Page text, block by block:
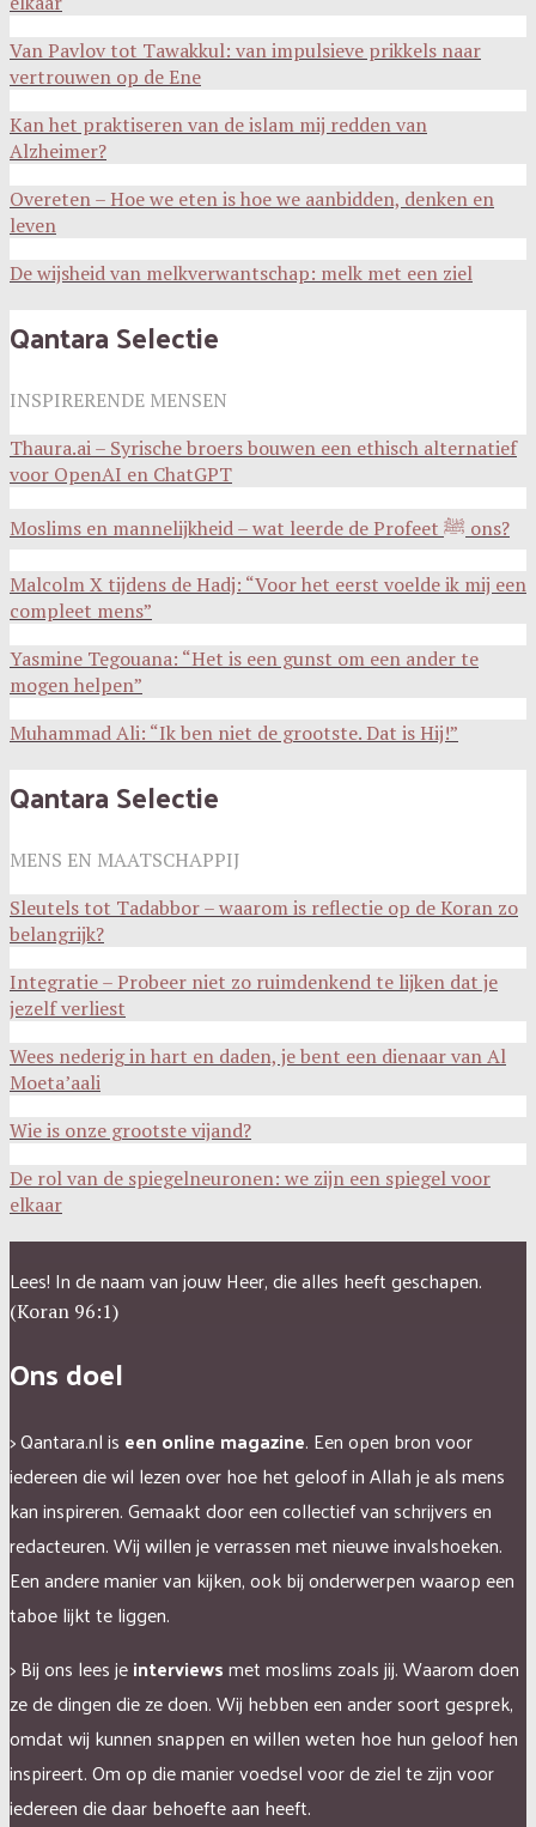
Van Pavlov tot Tawakkul: van impulsieve prikkels naar
vertrouwen op de Ene
Kan het praktiseren van de islam mij redden van
Alzheimer?
Overeten – Hoe we eten is hoe we aanbidden, denken en
leven
De wijsheid van melkverwantschap: melk met een ziel
Qantara Selectie
INSPIRERENDE MENSEN
Thaura.ai – Syrische broers bouwen een ethisch alternatief
voor OpenAI en ChatGPT
Moslims en mannelijkheid – wat leerde de Profeet ﷺ ons?
Malcolm X tijdens de Hadj: “Voor het eerst voelde ik mij een
compleet mens”
Yasmine Tegouana: “Het is een gunst om een ander te
mogen helpen”
Muhammad Ali: “Ik ben niet de grootste. Dat is Hij!”
Qantara Selectie
MENS EN MAATSCHAPPIJ
Sleutels tot Tadabbor – waarom is reflectie op de Koran zo
belangrijk?
Integratie – Probeer niet zo ruimdenkend te lijken dat je
jezelf verliest
Wees nederig in hart en daden, je bent een dienaar van Al
Moeta’aali
Wie is onze grootste vijand?
De rol van de spiegelneuronen: we zijn een spiegel voor
elkaar
Lees! In de naam van jouw Heer, die alles heeft geschapen.
(Koran 96:1)
Ons doel
> Qantara.nl is een online magazine. Een open bron voor
iedereen die wil lezen over hoe het geloof in Allah je als mens
kan inspireren.Gemaakt door een collectief van schrijvers en
redacteuren.Wij willen je verrassen met nieuwe invalshoeken.
Een andere manier van kijken, ook bij onderwerpen waarop een
taboe lijkt te liggen.
> Bij ons lees jeinterviewsmet moslims zoals jij. Waarom doen
ze de dingen die ze doen. Wij hebben een ander soort gesprek,
omdat wij kunnen snappen en willen weten hoe hun geloof hen
inspireert. Om op die manier voedsel voor de ziel te zijn voor
iedereen die daar behoefte aan heeft.